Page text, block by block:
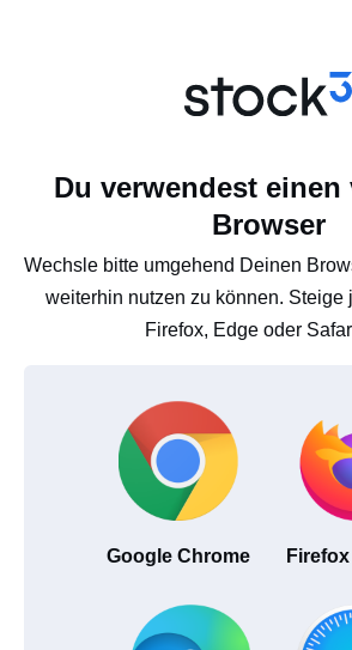
Du verwendest einen
Browser
Wechsle bitte umgehend Deinen
weiterhin nutzen zu können. Steige
Firefox, Edge oder
Google Chrome